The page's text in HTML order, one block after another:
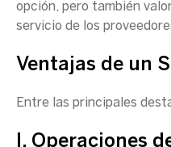
opción, pero también
servicio de los
Ventajas de un
Entre las principales
I. Operaciones